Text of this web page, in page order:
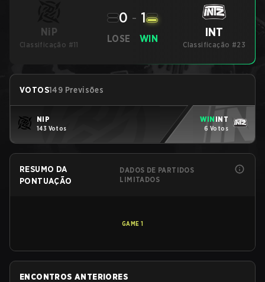
NiP
Classificação #11
LOSE
0 - 1
WIN INT
Classificação #23
VOTOS149 Previsões
NiP
143 Votos
WIN INT
6 Votos
RESUMO DA
PONTUAÇÃO
DADOS DE PARTIDOS
LIMITADOS
GAME 1
ENCONTROS ANTERIORES